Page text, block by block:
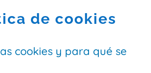
de cookies
cookies y para qué se